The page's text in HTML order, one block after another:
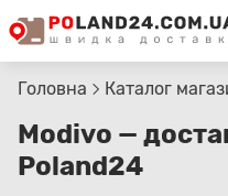
Головна Каталог
Modivo —
Poland24